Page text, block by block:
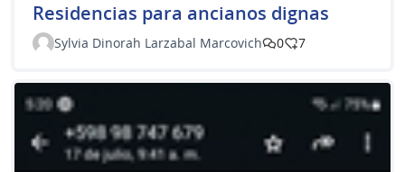
Residencias para ancianos dignas
Sylvia Dinorah Larzabal Marcovich 0 7